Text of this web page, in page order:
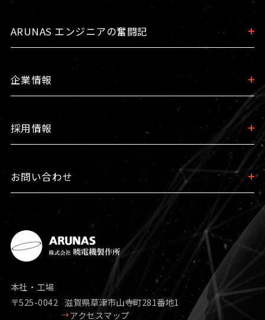
ARUNAS エンジニアの奮闘記
企業情報
採用情報
お問い合わせ
本社・工場
〒525-0042 滋賀県草津市山寺町281番地1
アクセスマップ